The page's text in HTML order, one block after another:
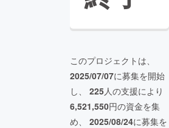
このプロジェクトは、
2025/07/07に募集を開始
し、 225人の支援により
6,521,550円の資金を集
め、 2025/08/24に募集を